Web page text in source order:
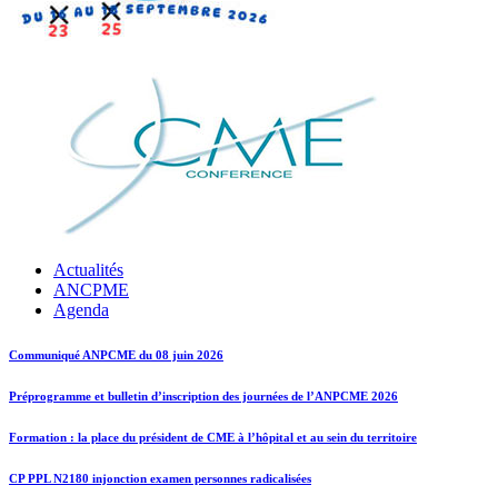
Actualités
ANCPME
Agenda
Communiqué ANPCME du 08 juin 2026
Préprogramme et bulletin d’inscription des journées de l’ANPCME 2026
Formation : la place du président de CME à l’hôpital et au sein du territoire
CP PPL N2180 injonction examen personnes radicalisées